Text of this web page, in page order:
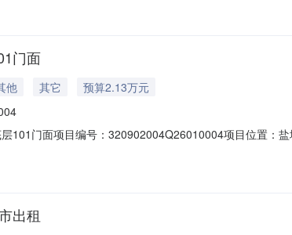
中庚香城云开商铺1幢101-103租赁项目位置盐城市亭湖
门面
他 其它
预算2.13万元
101门面项目编号：320902004Q26010004项目位置：
市亭湖区毓龙街道环城村项目四至东至：开放大道道路南
出租